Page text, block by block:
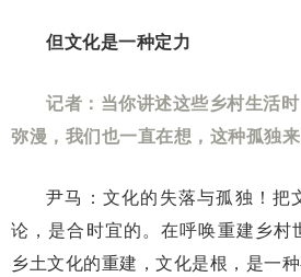
但文化是一种定力
记者：当你讲述这些乡村生活
弥漫，我们也一直在想，这种孤独
尹马：文化的失落与孤独！把
论，是合时宜的。在呼唤重建乡村
乡土文化的重建，文化是根，是一种